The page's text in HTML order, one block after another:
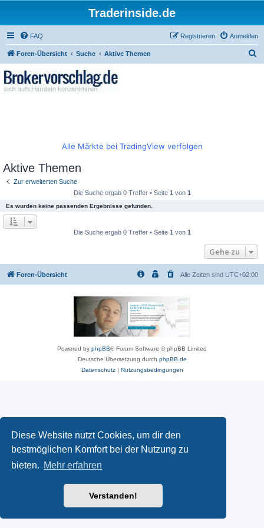
Diese Website nutzt Cookies, um dir den
bestmöglichen Komfort bei der Nutzung zu
bieten. Mehr erfahren
Verstanden!
Traderinside.de
FAQ Anmelden
Registrieren
Foren-Übersicht Suche Aktive Themen
Alle Märkte bei TradingView verfolgen
Aktive Themen
Zur erweiterten Suche
Die Suche ergab 0 Treffer • Seite 1 von 1
Es wurden keine passenden Ergebnisse gefunden.
Die Suche ergab 0 Treffer • Seite 1 von 1
Gehe zu
Foren-Übersicht Alle Zeiten sind UTC+02:00
Powered by phpBB® Forum Software © phpBB Limited
Deutsche Übersetzung durch phpBB.de
Datenschutz| Nutzungsbedingungen